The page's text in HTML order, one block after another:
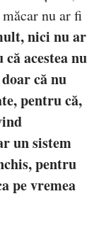
nu ar fi
nici nu ar
acestea nu
că nu
pentru că,
un sistem
pentru
pe vremea